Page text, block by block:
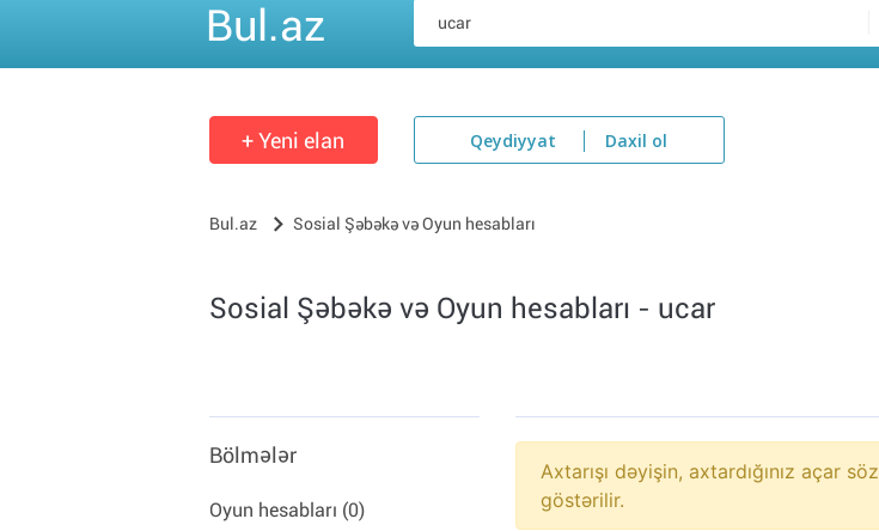
Bul.az
+ Yeni elan Qeydiyyat Daxil ol
Bul.az Sosial Şəbəkə və Oyun hesabları
Sosial Şəbəkə və Oyun hesabları - ucar
Bölmələr
Oyun hesabları (0)
Axtarışı dəyişin, axtardığınız açar
göstərilir.